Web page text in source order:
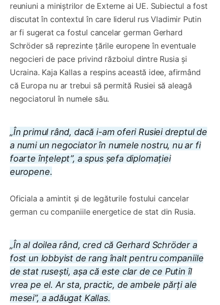
reuniuni a miniștrilor de Externe ai UE. Subiectul a fost
discutat în contextul în care liderul rus Vladimir Putin
ar fi sugerat ca fostul cancelar german Gerhard
Schröder să reprezinte țările europene în eventuale
negocieri de pace privind războiul dintre Rusia și
Ucraina. Kaja Kallas a respins această idee, afirmând
că Europa nu ar trebui să permită Rusiei să aleagă
negociatorul în numele său.
„În primul rând, dacă i-am oferi Rusiei dreptul de
a numi un negociator în numele nostru, nu ar fi
foarte înțelept”, a spus șefa diplomației
europene.
Oficiala a amintit și de legăturile fostului cancelar
german cu companiile energetice de stat din Rusia.
„În al doilea rând, cred că Gerhard Schröder a
fost un lobbyist de rang înalt pentru companiile
de stat rusești, așa că este clar de ce Putin îl
vrea pe el. Ar sta, practic, de ambele părți ale
mesei”, a adăugat Kallas.